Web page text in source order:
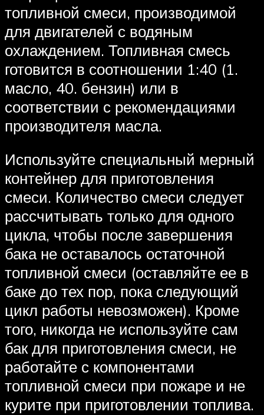
топливной смеси, производимой
для двигателей с водяным
охлаждением. Топливная смесь
готовится в соотношении 1:40 (1.
масло, 40. бензин) или в
соответствии с рекомендациями
производителя масла.
Используйте специальный мерный
контейнер для приготовления
смеси. Количество смеси следует
рассчитывать только для одного
цикла, чтобы после завершения
бака не оставалось остаточной
топливной смеси (оставляйте ее в
баке до тех пор, пока следующий
цикл работы невозможен). Кроме
того, никогда не используйте сам
бак для приготовления смеси, не
работайте с компонентами
топливной смеси при пожаре и не
курите при приготовлении топлива.